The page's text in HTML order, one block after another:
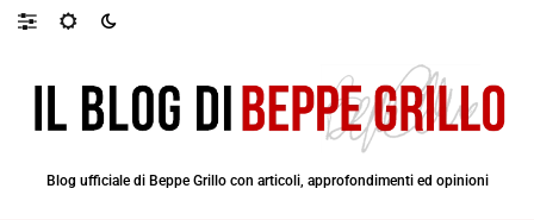
Blog ufficiale di Beppe Grillo con articoli, approfondimenti ed opinioni